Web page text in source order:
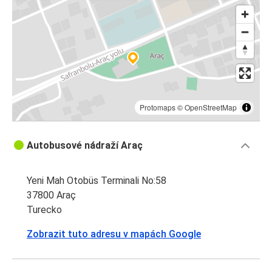
Protomaps©OpenStreetMap
Autobusové nádraží Araç
Yeni Mah Otobüs Terminali No:58
37800 Araç
Turecko
Zobrazit tuto adresu v mapách Google